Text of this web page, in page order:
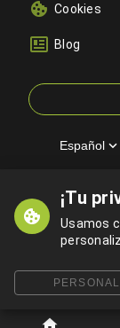
¡Tu
Usamos
Cookies
Blog
Español